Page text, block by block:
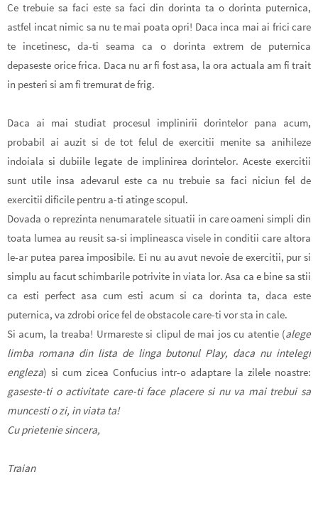
Ce trebuie sa faci este sa faci din dorinta ta o dorinta puternica,
astfel incat nimic sa nu te mai poata opri! Daca inca mai ai frici care
te incetinesc, da-ti seama ca o dorinta extrem de puternica
depaseste orice frica. Daca nu ar fi fost asa, la ora actuala am fi trait
in pesteri si am fi tremurat de frig.
Daca ai mai studiat procesul implinirii dorintelor pana acum,
probabil ai auzit si de tot felul de exercitii menite sa anihileze
indoiala si dubiile legate de implinirea dorintelor. Aceste exercitii
sunt utile insa adevarul este ca nu trebuie sa faci niciun fel de
exercitii dificile pentru a-ti atinge scopul.
Dovada o reprezinta nenumaratele situatii in care oameni simpli din
toata lumea au reusit sa-si implineasca visele in conditii care altora
le-ar putea parea imposibile. Ei nu au avut nevoie de exercitii, pur si
simplu au facut schimbarile potrivite in viata lor. Asa ca e bine sa stii
ca esti perfect asa cum esti acum si ca dorinta ta, daca este
puternica, va zdrobi orice fel de obstacole care-ti vor sta in cale.
Si acum, la treaba! Urmareste si clipul de mai jos cu atentie (alege
limba romana din lista de linga butonul Play, daca nu intelegi
engleza) si cum zicea Confucius intr-o adaptare la zilele noastre:
gaseste-ti o activitate care-ti face placere si nu va mai trebui sa
muncesti o zi, in viata ta!
Cu prietenie sincera,
Traian